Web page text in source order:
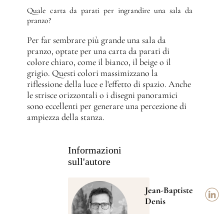
Quale carta da parati per ingrandire una sala da
pranzo?
Per far sembrare più grande una sala da
pranzo, optate per una carta da parati di
colore chiaro, come il bianco, il beige o il
grigio. Questi colori massimizzano la
riflessione della luce e l'effetto di spazio. Anche
le strisce orizzontali o i disegni panoramici
sono eccellenti per generare una percezione di
ampiezza della stanza.
Informazioni
sull'autore
Jean-Baptiste
Denis